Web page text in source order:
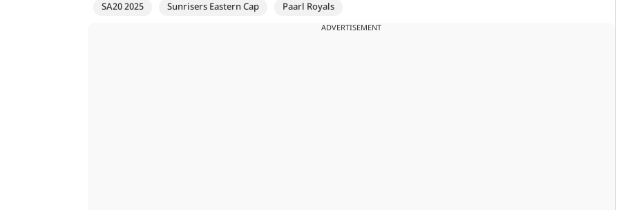
SA20 2025 Sunrisers Eastern Cap Paarl Royals
ADVERTISEMENT